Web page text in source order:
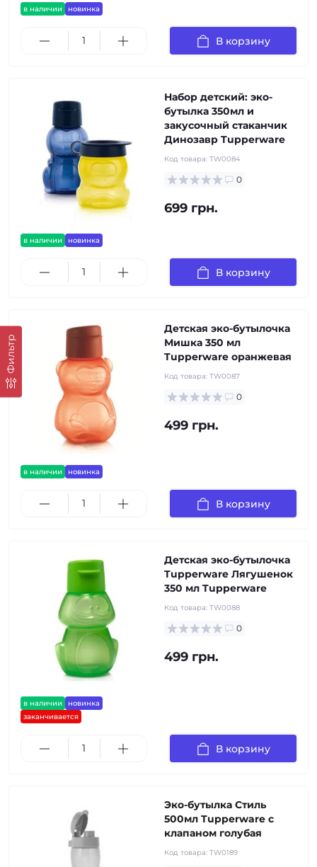
Фильтр
в наличии новинка
В корзину
в наличии новинка
Набор детский: эко-
бутылка 350мл и
закусочный стаканчик
Динозавр Tupperware
Код товара: TW0084
0
699 грн.
В корзину
в наличии новинка
Детская эко-бутылочка
Мишка 350 мл
Tupperware оранжевая
Код товара: TW0087
0
499 грн.
В корзину
в наличии
новинка
заканчивается
Детская эко-бутылочка
Tupperware Лягушенок
350 мл Tupperware
Код товара: TW0088
0
499 грн.
В корзину
Эко-бутылка Стиль
500мл Tupperware с
клапаном голубая
Код товара: TW0189